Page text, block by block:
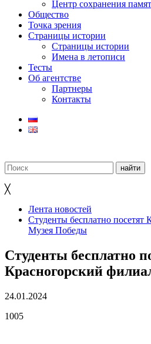
Центр сохранения
Общество
Точка зрения
Страницы истории
Страницы истории
Имена в летописи
Тесты
Об агентстве
Партнеры
Контакты
╳
Лента новостей
Студенты бесплатно посетят
Музея Победы
Студенты бесплатно
Красногорский
24.01.2024
1005